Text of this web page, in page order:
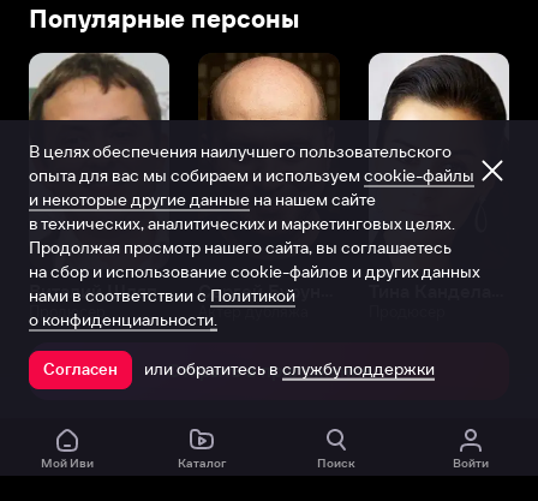
Популярные персоны
Виталий Шляппо
Продюсер Актёр дубляжа
Открыть в приложении
Мой Иви Каталог Поиск Войти
В целях обеспечения наилучшего пользовательского
опыта для вас мы собираем и используем cookie-файлы
и некоторые другие данные на нашем сайте
в технических, аналитических и маркетинговых целях.
Продолжая просмотр нашего сайта, вы соглашаетесь
на сбор и использование cookie-файлов и других данных
нами в соответствии с Политикой
о конфиденциальности.
Согласен или обратитесь в службу поддержки